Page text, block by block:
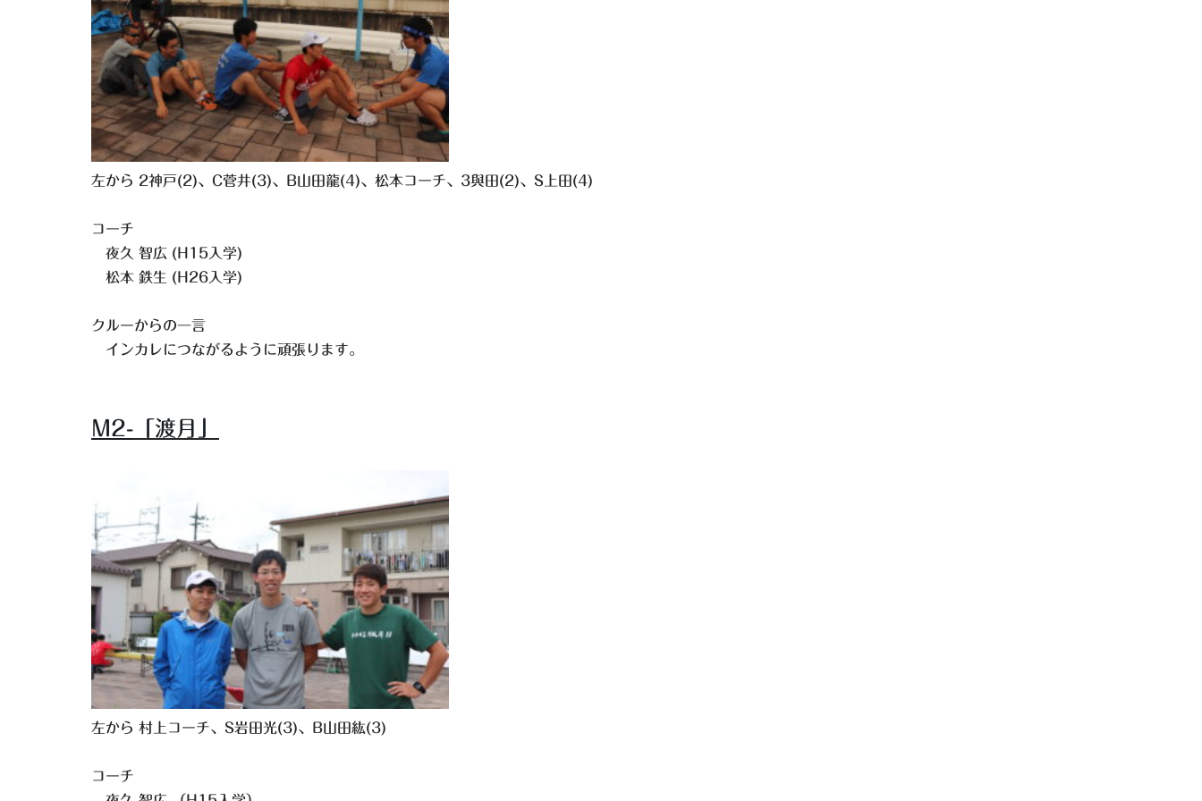
左から 2神戸(2)、C菅井(3)、B山田龍(4)、松本コーチ、3與田(2)、S上田(4)
コーチ
夜久 智広 (H15入学)
松本 鉄生 (H26入学)
クルーからの一言
インカレにつながるように頑張ります。
M2- 「渡月」
左から 村上コーチ、S岩田光(3)、B山田紘(3)
コーチ